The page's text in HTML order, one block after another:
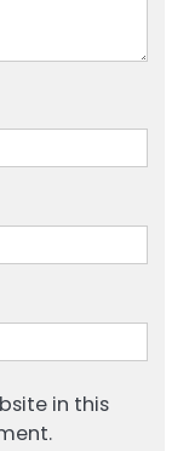
in this